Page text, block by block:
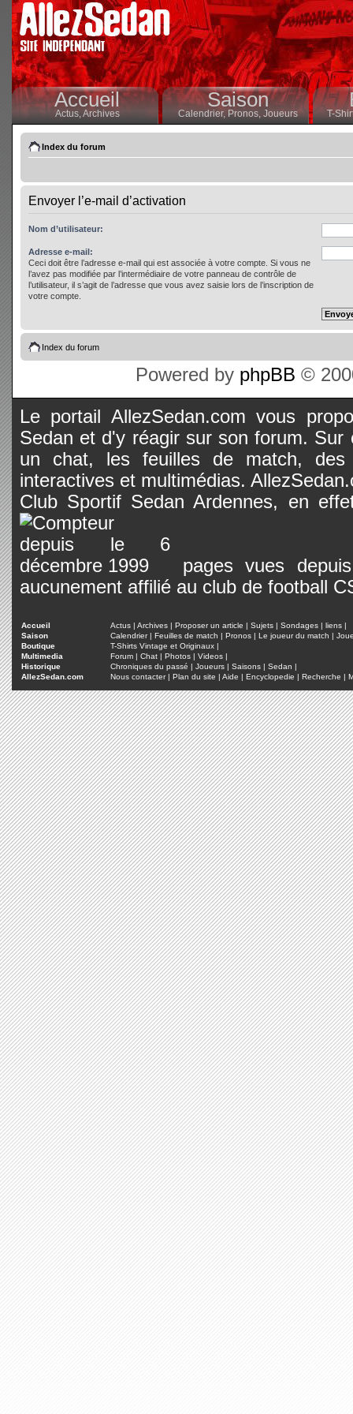
Accueil
Actus,Archives
Saison
Calendrier,Pronos, Joueurs T-
Index du forum
Envoyer l’e-mail d’activation
Nom d’utilisateur:
Adresse e-mail:
Ceci doit être l’adresse e-mail qui est associée à votre compte. Si vous ne
l’avez pas modifiée par l’intermédiaire de votre panneau de contrôle de
l’utilisateur, il s’agit de l’adresse que vous avez saisie lors de l’inscription de
votre compte.
Index du forum
Powered by phpBB ©
Le portail AllezSedan.com vous
Sedan et d'y réagir sur son forum.
un chat, les feuilles de match, des
interactives et multimédias.
Club Sportif Sedan Ardennes, en
pages vues
aucunement affilié au club de football
Accueil Actus | Archives | Proposer un article | Sujets | Sondages | liens |
Saison
Calendrier| Feuilles de match | Pronos | Le joueur du match |
Boutique
T-Shirts Vintage et Originaux |
Multimedia
Forum | Chat | Photos | Videos |
Historique
Chroniques du passé | Joueurs | Saisons | Sedan |
AllezSedan.com
Nous contacter| Plan du site | Aide | Encyclopedie | Recherche |